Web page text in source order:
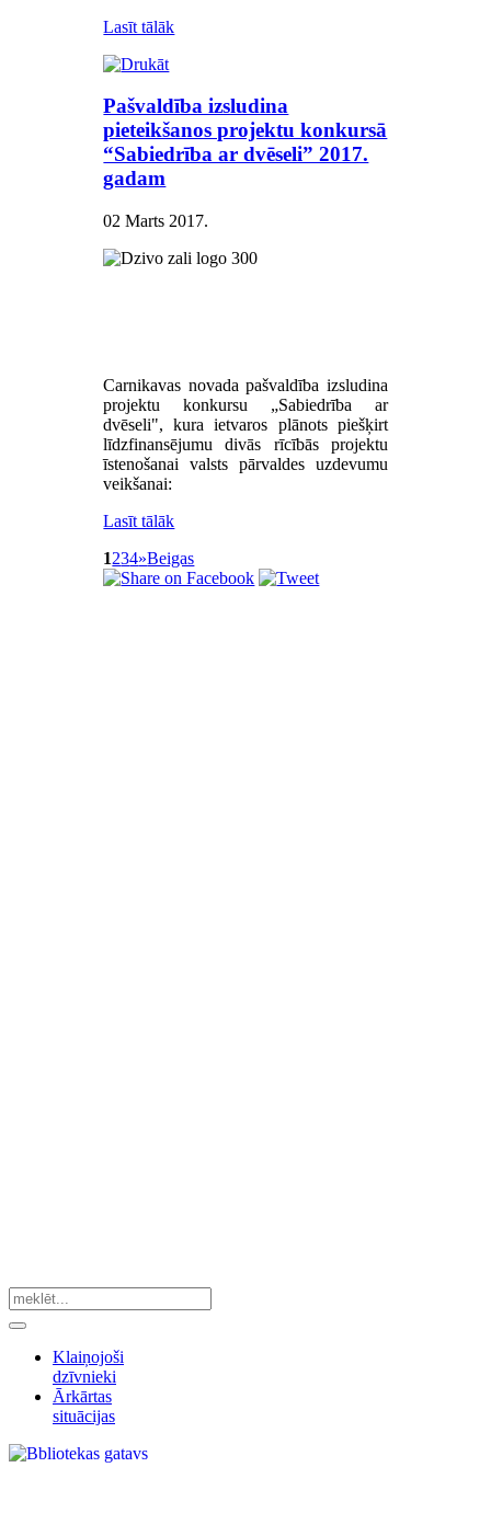
Lasīt tālāk
Pašvaldība izsludina
pieteikšanos projektu konkursā
“Sabiedrība ar dvēseli” 2017.
gadam
02 Marts 2017.
Carnikavas novada pašvaldība izsludina
projektu konkursu „Sabiedrība ar
dvēseli", kura ietvaros plānots piešķirt
līdzfinansējumu divās rīcībās projektu
īstenošanai valsts pārvaldes uzdevumu
veikšanai:
Lasīt tālāk
1234»Beigas
Klaiņojoši
dzīvnieki
Ārkārtas
situācijas